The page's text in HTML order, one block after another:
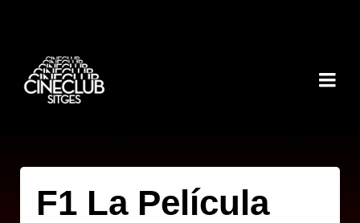
F1 La Película